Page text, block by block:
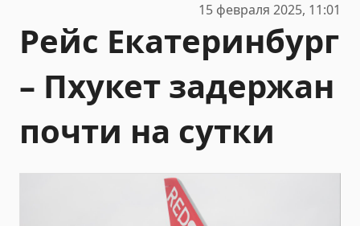
15 февраля 2025, 11:01
Рейс Екатеринбург
– Пхукет задержан
почти на сутки